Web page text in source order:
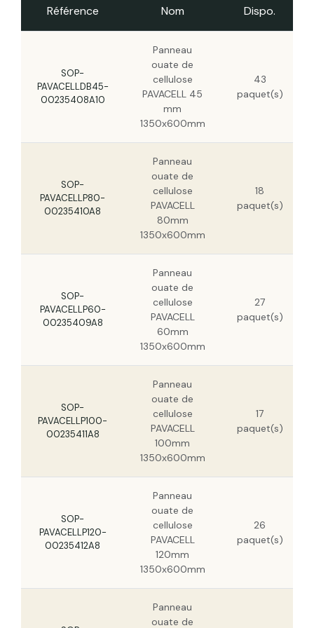
160mm 1350x600mm
Panneau ouate de cellulose PAVACELL
180mm 1350x600mm
Panneau ouate de cellulose PAVACELL
200mm 1350x600mm
Référence Nom Dispo.
SOP-
PAVACELLDB45-
00235408A10
Panneau
ouate de
cellulose
PAVACELL 45
mm
1350x600mm
43
paquet(s)
SOP-
PAVACELLP80-
00235410A8
Panneau
ouate de
cellulose
PAVACELL
80mm
1350x600mm
18
paquet(s)
SOP-
PAVACELLP60-
00235409A8
Panneau
ouate de
cellulose
PAVACELL
60mm
1350x600mm
27
paquet(s)
SOP-
PAVACELLP100-
00235411A8
Panneau
ouate de
cellulose
PAVACELL
100mm
1350x600mm
17
paquet(s)
SOP-
PAVACELLP120-
00235412A8
Panneau
ouate de
cellulose
PAVACELL
120mm
1350x600mm
26
paquet(s)
Panneau
ouate de